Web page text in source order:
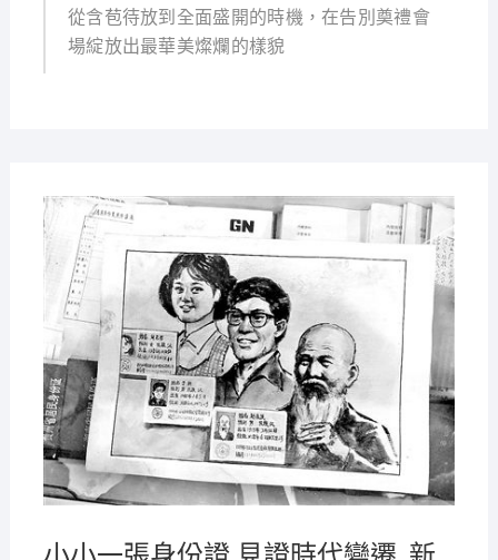
從含苞待放到全面盛開的時機，在告別奠禮會
場綻放出最華美燦爛的樣貌